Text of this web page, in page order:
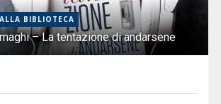
BIBLIOTECA
– La tentazione di andarsene